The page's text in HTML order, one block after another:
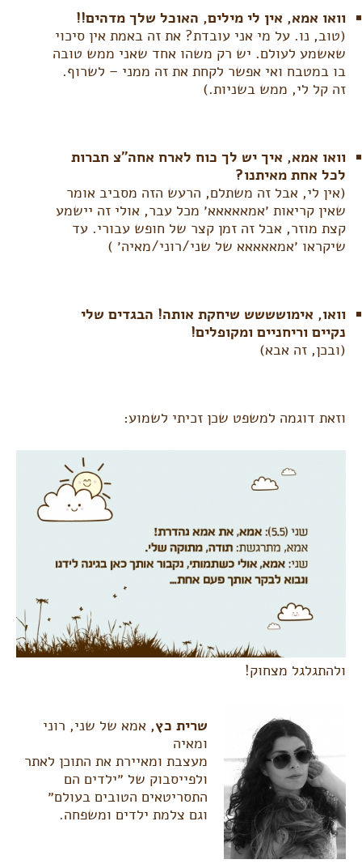
וואו אמא, אין לי מילים, האוכל שלך מדהים!!
(טוב, נו. על מי אני עובדת? את זה באמת אין סיכוי
שאשמע לעולם. יש רק משהו אחד שאני ממש טובה
בו במטבח ואי אפשר לקחת את זה ממני – לשרוף.
זה קל לי, ממש בשניות.)
וואו אמא, איך יש לך כוח לארח אחה״צ חברות
לכל אחת מאיתנו?
(אין לי, אבל זה משתלם, הרעש הזה מסביב אומר
שאין קריאות ׳אמאאאאא׳ מכל עבר, אולי זה יישמע
קצת מוזר, אבל זה זמן קצר של חופש עבורי. עד
שיקראו ׳אמאאאאא של שני/רוני/מאיה׳ )
וואו, אימושששש שיחקת אותה! הבגדים שלי
נקיים וריחניים ומקופלים!
(ובכן, זה אבא)
וזאת דוגמה למשפט שכן זכיתי לשמוע:
ולהתגלגל מצחוק!
שרית כץ, אמא של שני, רוני
ומאיה
מעצבת ומאיירת את התוכן לאתר
ולפייסבוק של ״ילדים הם
התסריטאים הטובים בעולם״
וגם צלמת ילדים ומשפחה.